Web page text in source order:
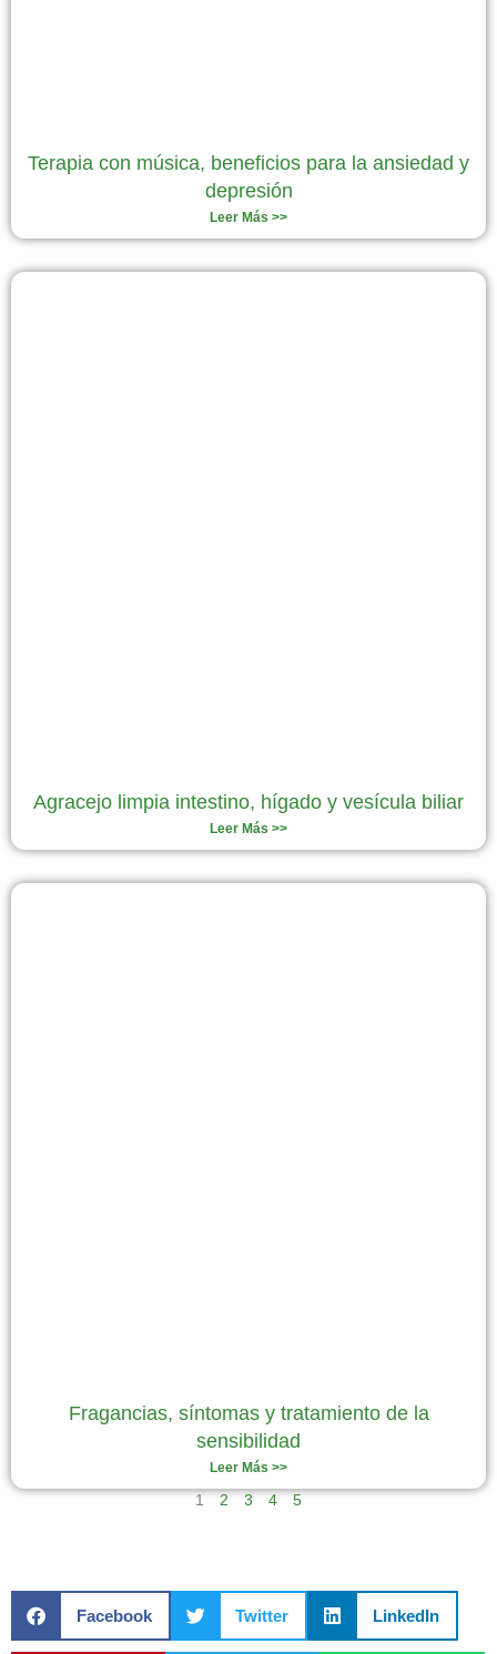
Terapia con música, beneficios para la ansiedad y
depresión
Leer Más >>
Agracejo limpia intestino, hígado y vesícula biliar
Leer Más >>
Fragancias, síntomas y tratamiento de la
sensibilidad
Leer Más >>
1 2 3 4 5
Facebook Twitter LinkedIn